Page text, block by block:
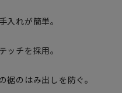
入れが簡単。
ッチを採用。
裾のはみ出しを防ぐ。